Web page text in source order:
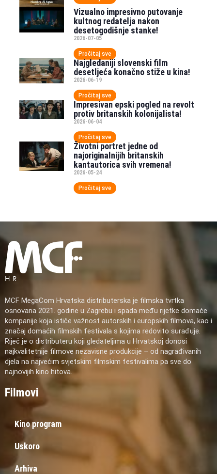
Vizualno impresivno putovanje
kultnog redatelja nakon
desetogodišnje stanke!
2026-07-05
Pročitaj sve
Najgledaniji slovenski film
desetljeća konačno stiže u kina!
2026-06-19
Pročitaj sve
Impresivan epski pogled na revolt
protiv britanskih kolonijalista!
2026-06-04
Pročitaj sve
Životni portret jedne od
najoriginalnijih britanskih
kantautorica svih vremena!
2026-05-24
Pročitaj sve
MCF MegaCom Hrvatska distributerska je filmska tvrtka
osnovana 2021. godine u Zagrebu i spada među rijetke domaće
kompanije koja ističe važnost autorskih i europskih filmova, kao i
značaj domaćih filmskih festivala s kojima redovito surađuje.
Riječ je o distributeru koji gledateljima u Hrvatskoj donosi
najkvalitetnije filmove nezavisne produkcije – od nagrađivanih
djela na najvećim svjetskim filmskim festivalima pa sve do
najnovijih kino hitova.
Filmovi
Kino program
Uskoro
Arhiva